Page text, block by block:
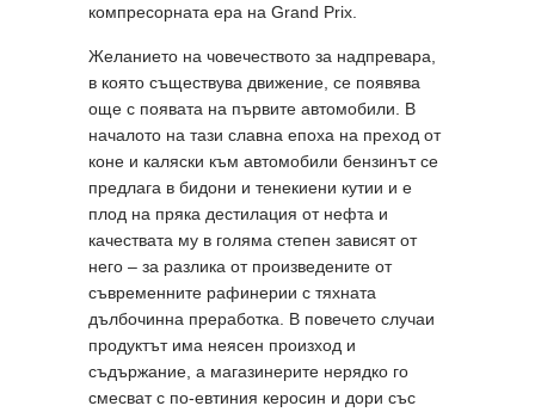
компресорната ера на Grand Prix.
Желанието на човечеството за надпревара,
в която съществува движение, се появява
още с появата на първите автомобили. В
началото на тази славна епоха на преход от
коне и каляски към автомобили бензинът се
предлага в бидони и тенекиени кутии и е
плод на пряка дестилация от нефта и
качествата му в голяма степен зависят от
него – за разлика от произведените от
съвременните рафинерии с тяхната
дълбочинна преработка. В повечето случаи
продуктът има неясен произход и
съдържание, а магазинерите нерядко го
смесват с по-евтиния керосин и дори със